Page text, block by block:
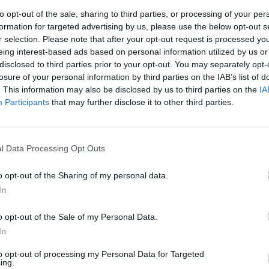
opt-out of the sale, sharing to third parties, or processing of your
for targeted advertising by us, please use the below opt-out
selection. Please note that after your opt-out request is processed
interest-based ads based on personal information utilized by us
to third parties prior to your opt-out. You may separately
of your personal information by third parties on the IAB’s list of
This information may also be disclosed by us to third parties on the
Participants that may further disclose it to other third parties.
Data Processing Opt Outs
opt-out of the Sharing of my personal data.
opt-out of the Sale of my Personal Data.
opt-out of processing my Personal Data for Targeted
Tui.Valença está de regresso no próximo domingo, 8 de
um dos maiores eventos desportivos da Eurocidade e uma das
da Península Ibérica.
a experiência, o desafio pessoal e o contacto direto com a
percursos cuidadosamente concebidos: uma rota curta de 39 km
distingue-se pelo ambiente singular que proporciona e pela
seus trilhos, preparados ao pormenor. Os participantes terão a
naturais de grande beleza, que elevam esta prova a uma
as margens do rio Minho, o Monte do Faro e o Parque Natural do